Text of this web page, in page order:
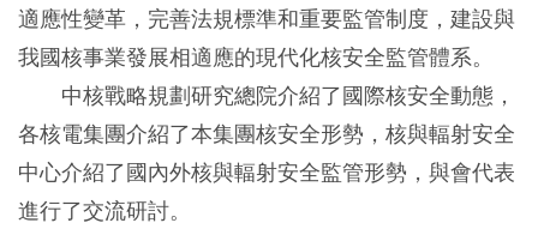
適應性變革，完善法規標準和重要監管制度，建設與
我國核事業發展相適應的現代化核安全監管體系。
中核戰略規劃研究總院介紹了國際核安全動態，
各核電集團介紹了本集團核安全形勢，核與輻射安全
中心介紹了國內外核與輻射安全監管形勢，與會代表
進行了交流研討。